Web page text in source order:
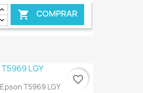
 COMPRAR
€ ONLINE
Epson T5969 LGY
favorite_border